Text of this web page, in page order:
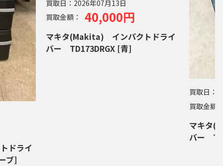
ドライ
ブ]
買取日： 2026年07月13日
買取金額：
40,000円
マキタ(Makita) インパクトドライ
バー TD173DRGX [青]
買取日：
買取金額
マキタ
バー